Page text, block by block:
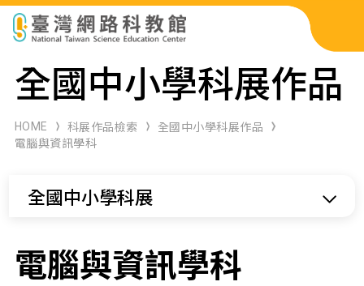
科展作品檢索
科學研習月刊
全國中小學科展作品
HOME 科展作品檢索
全國中小學科展作品
電腦與資訊學科
全國中小學科展
電腦與資訊學科